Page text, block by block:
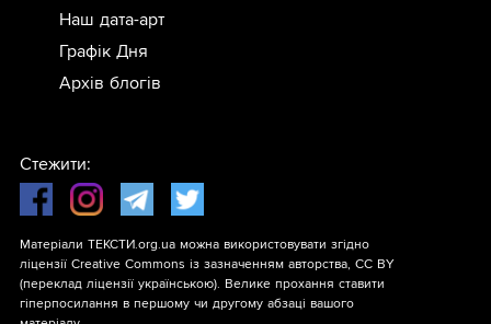
Наш дата-арт
Графік Дня
Архів блогів
Стежити:
Матеріали ТЕКСТИ.org.ua можна використовувати згідно
ліцензії Creative Commons із зазначенням авторства, CC BY
(переклад ліцензії українською). Велике прохання ставити
гіперпосилання в першому чи другому абзаці вашого